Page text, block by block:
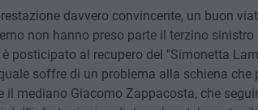
davvero convincente, un buon
non hanno preso parte il terzino sinistro
posticipato al recupero del "Simonetta
soffre di un problema alla schiena che
il mediano Giacomo Zappacosta, che